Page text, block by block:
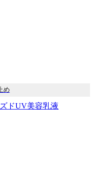
め
ドUV美容乳液